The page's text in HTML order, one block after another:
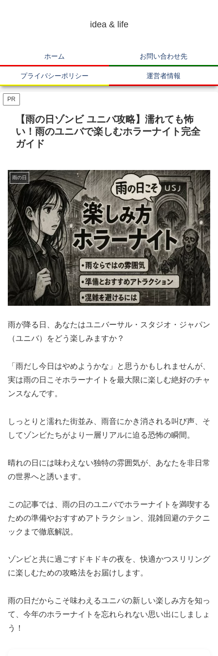
idea & life
ホーム お問い合わせ先
プライバシーポリシー 運営者情報
PR
【雨の日ゾンビ ユニバ攻略】濡れても怖
い！雨のユニバで楽しむホラーナイト完全
ガイド
雨の日
雨が降る日、あなたはユニバーサル・スタジオ・ジャパン
（ユニバ）をどう楽しみますか？
「雨だし今日はやめようかな」と思うかもしれませんが、
実は雨の日こそホラーナイトを最大限に楽しむ絶好のチャ
ンスなんです。
しっとりと濡れた街並み、雨音にかき消される叫び声、そ
してゾンビたちがより一層リアルに迫る恐怖の瞬間。
晴れの日には味わえない独特の雰囲気が、あなたを非日常
の世界へと誘います。
この記事では、雨の日のユニバでホラーナイトを満喫する
ための準備やおすすめアトラクション、混雑回避のテクニ
ックまで徹底解説。
ゾンビと共に過ごすドキドキの夜を、快適かつスリリング
に楽しむための攻略法をお届けします。
雨の日だからこそ味わえるユニバの新しい楽しみ方を知っ
て、今年のホラーナイトを忘れられない思い出にしましょ
う！